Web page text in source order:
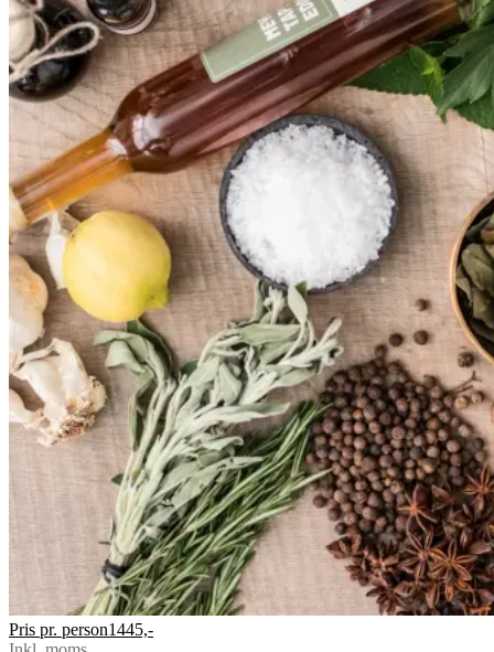
Pris pr. person1445,-